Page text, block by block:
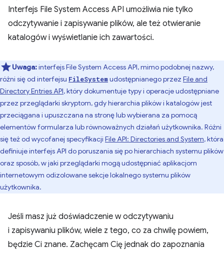
Interfejs File System Access API umożliwia nie tylko
odczytywanie i zapisywanie plików, ale też otwieranie
katalogów i wyświetlanie ich zawartości.
Uwaga:interfejs File System Access API, mimo podobnej nazwy,
różni się od interfejsu FileSystemudostępnianego przez File and
Directory Entries API, który dokumentuje typy i operacje udostępniane
przez przeglądarki skryptom, gdy hierarchia plików i katalogów jest
przeciągana i upuszczana na stronę lub wybierana za pomocą
elementów formularza lub równoważnych działań użytkownika. Różni
się też od wycofanej specyfikacji File API: Directories and System, która
definiuje interfejs API do poruszania się po hierarchiach systemu plików
oraz sposób, w jaki przeglądarki mogą udostępniać aplikacjom
internetowym odizolowane sekcje lokalnego systemu plików
użytkownika.
Jeśli masz już doświadczenie w odczytywaniu
i zapisywaniu plików, wiele z tego, co za chwilę powiem,
będzie Ci znane. Zachęcam Cię jednak do zapoznania